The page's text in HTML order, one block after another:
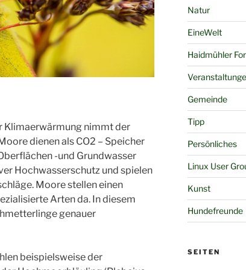
Klimaerwärmung nimmt der
dienen als CO2 – Speicher
-und Grundwasser
Hochwasserschutz und spielen
Moore stellen einen
Arten da. In diesem
genauer
beispielsweise der
Natur
EineWelt
Haidmühler
Gemeinde
Tipp
Persönliches
Linux User
Kunst
Hundefreunde
SEITEN